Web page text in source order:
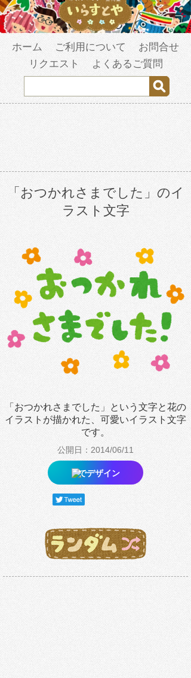
ホーム ご利用について
お問合せ
リクエスト
よくあるご質問
「おつかれさまでした」のイ
ラスト文字
「おつかれさまでした」という文字と花の
イラストが描かれた、可愛いイラスト文字
です。
公開日：2014/06/11
でデザイン